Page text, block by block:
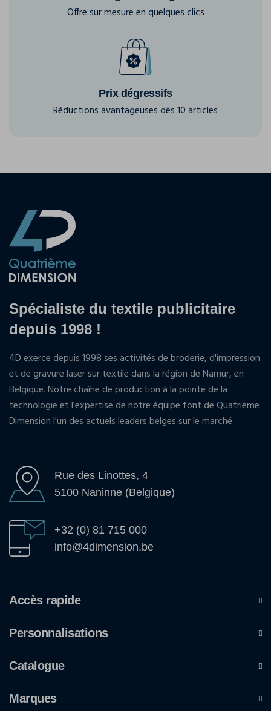
Offre sur mesure en quelques clics
Prix dégressifs
Réductions avantageuses dès 10 articles
Spécialiste du textile publicitaire
depuis 1998 !
4D exerce depuis 1998 ses activités de broderie, d'impression
et de gravure laser sur textile dans la région de Namur, en
Belgique. Notre chaîne de production à la pointe de la
technologie et l'expertise de notre équipe font de Quatrième
Dimension l'un des actuels leaders belges sur le marché.
Rue des Linottes, 4
5100 Naninne (Belgique)
+32 (0) 81 715 000
info@4dimension.be
Accès rapide
Personnalisations
Catalogue
Marques